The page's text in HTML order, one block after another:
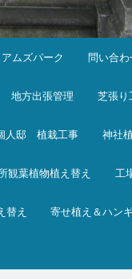
ムズパーク 問い合わ
地方出張管理 芝張り
人邸 植栽工事 神社
観葉植物植え替え 工
替え 寄せ植え＆ハン